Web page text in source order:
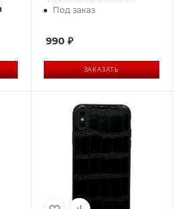
Под заказ
990 ₽
ЗАКАЗАТЬ